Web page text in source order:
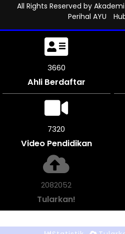
All Rights Reserved by
Perihal AYU
4137
Ahli Berdaftar
8268
Video Pendidikan
2353624
Tularkan!